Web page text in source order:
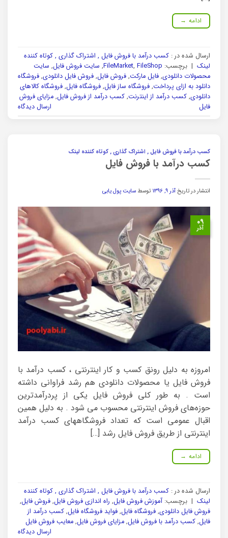
ادامه →
ارسال شده در : کسب درآمد با فروش فایل , اشتراک گذاری , کوتاه کننده
لینک | برچسب: FileMarket, FileShop
, سایت فروش فایل, سایت
محصولات دانلودی, فایل مارکت, فروش فایل, فروش فایل دانلودی, فروشگاه
دانلود به ازای پرداخت, فروشگاه ساز فایل, فروشگاه فایل, فروشگاه کالاهای
دانلودی, کسب درآمد از اینترنت, کسب درآمد از فروش فایل, مزایای فروش
فایل
ارسال دیدگاه
کسب درآمد با فروش فایل , اشتراک گذاری , کوتاه کننده لینک
کسب درآمد با فروش فایل
انتشار در تاریخآذر ۹, ۱۳۹۶ توسط سایت پول یابی
۰۹
آذر
امروزه به دلیل رونق کسب و کار اینترنتی ، کسب درآمد با
فروش فایل یا محصولات دانلودی هم رشد فراوانی داشته
است . به طور کلی فروش فایل یکی از پردرآمدترین
حوزه‌های فروش اینترنتی محسوب می شود . به دلیل همین
اقبال عمومی است که تعداد فروشگاههای کسب درآمد
اینترنتی از طریق فروش فایل رشد […]
ادامه →
ارسال شده در : کسب درآمد با فروش فایل , اشتراک گذاری , کوتاه کننده
لینک | برچسب:آموزش فروش فایل, راه اندازی فروش فایل, فروش فایل,
فروش فایل دانلودی, فروشگاه فایل, فواید فروشگاه فایل, کسب درآمد از
فایل, کسب درآمد با فروش فایل, مزایای فروش فایل, معایب فروش فایل
ارسال دیدگاه